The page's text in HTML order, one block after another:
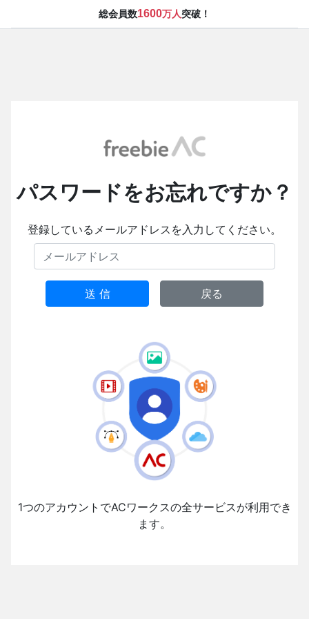
総会員数1600万人突破！
パスワードをお忘れですか？
登録しているメールアドレスを入力してください。
送 信 戻る
1つのアカウントでACワークスの全サービスが利用でき
ます。